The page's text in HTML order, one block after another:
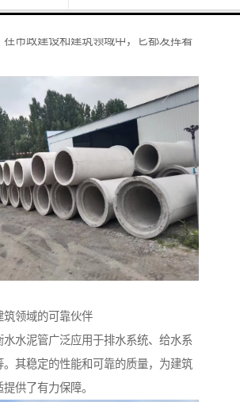
出色的抗压强度，能够承受重载和恶劣
在市政建设和建筑领域中，它都发挥着
筑领域的可靠伙伴
水水泥管广泛应用于排水系统、给水系
。其稳定的性能和可靠的质量，为建筑
供了有力保障。